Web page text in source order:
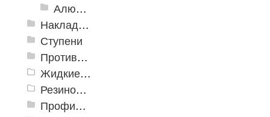
Алюминиевый угол-порог с резиновой вставкой
Накладки противоскользящие резиновые
Ступени
Противоскользящие ленты
Жидкие противоскользящие средства
Резиновый профиль с алюминиевой вставкой «NoSlip»
Профили закладные